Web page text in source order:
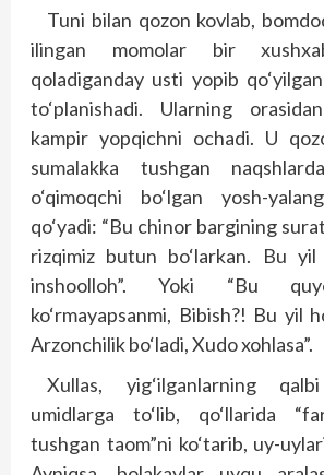
Tuni bilan qozon kovlab,
ilingan momolar bir
qoladiganday usti yopib
to‘planishadi. Ularning
kampir yopqichni ochadi. U
sumalakka tushgan
o‘qimoqchi bo‘lgan yosh-
qo‘yadi: “Bu chinor bargining
rizqimiz butun bo‘larkan. Bu yil
inshoolloh”. Yoki “Bu
ko‘rmayapsanmi, Bibish?! Bu yil
Arzonchilik bo‘ladi, Xudo xohlasa”.
Xullas, yig‘ilganlarning
umidlarga to‘lib, qo‘llarida
tushgan taom”ni ko‘tarib, uy-